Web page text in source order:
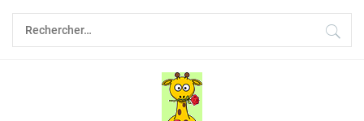
Skip
content
Rechercher :